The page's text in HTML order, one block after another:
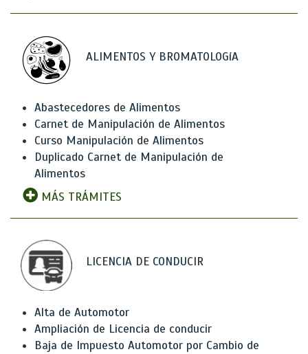
ALIMENTOS Y BROMATOLOGíA
Abastecedores de Alimentos
Carnet de Manipulación de Alimentos
Curso Manipulación de Alimentos
Duplicado Carnet de Manipulación de
Alimentos
MÁS TRÁMITES
LICENCIA DE CONDUCIR
Alta de Automotor
Ampliación de Licencia de conducir
Baja de Impuesto Automotor por Cambio de